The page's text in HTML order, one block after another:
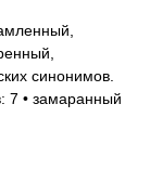
синонимов.
7 • замаранный